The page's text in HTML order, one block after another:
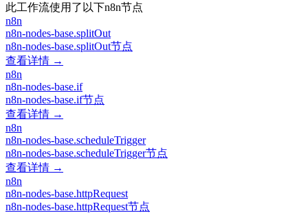
此工作流使用了以下n8n节点
n8n
n8n-nodes-base.splitOut
n8n-nodes-base.splitOut节点
查看详情 →
n8n
n8n-nodes-base.if
n8n-nodes-base.if节点
查看详情 →
n8n
n8n-nodes-base.scheduleTrigger
n8n-nodes-base.scheduleTrigger节点
查看详情 →
n8n
n8n-nodes-base.httpRequest
n8n-nodes-base.httpRequest节点